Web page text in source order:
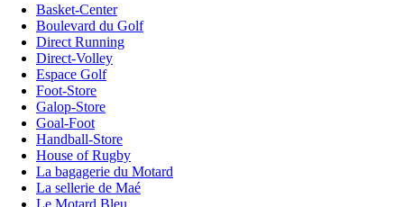
Basket-Center
Boulevard du Golf
Direct Running
Direct-Volley
Espace Golf
Foot-Store
Galop-Store
Goal-Foot
Handball-Store
House of Rugby
La bagagerie du Motard
La sellerie de Maé
Le Motard Bleu